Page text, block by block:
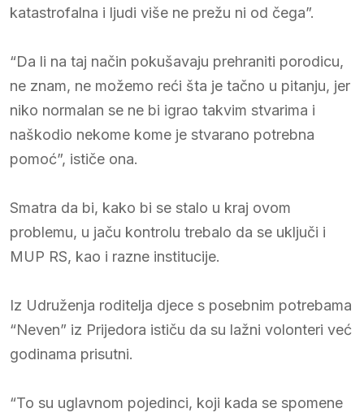
katastrofalna i ljudi više ne prežu ni od čega”.
“Da li na taj način pokušavaju prehraniti porodicu,
ne znam, ne možemo reći šta je tačno u pitanju, jer
niko normalan se ne bi igrao takvim stvarima i
naškodio nekome kome je stvarano potrebna
pomoć”, ističe ona.
Smatra da bi, kako bi se stalo u kraj ovom
problemu, u jaču kontrolu trebalo da se uključi i
MUP RS, kao i razne institucije.
Iz Udruženja roditelja djece s posebnim potrebama
“Neven” iz Prijedora ističu da su lažni volonteri već
godinama prisutni.
“To su uglavnom pojedinci, koji kada se spomene